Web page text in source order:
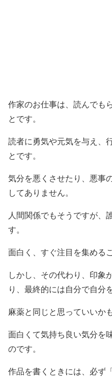
作家のお仕事は、読んでも
とです。
読者に勇気や元気を与え、
とです。
気分を悪くさせたり、悪事
してありません。
人間関係でもそうですが、
す。
面白く、すぐ注目を集める
しかし、その代わり、印象
り、最終的には自分で自分
麻薬と同じと思っていいか
面白くて気持ち良い気分を
のです。
作品を書くときには、必ず